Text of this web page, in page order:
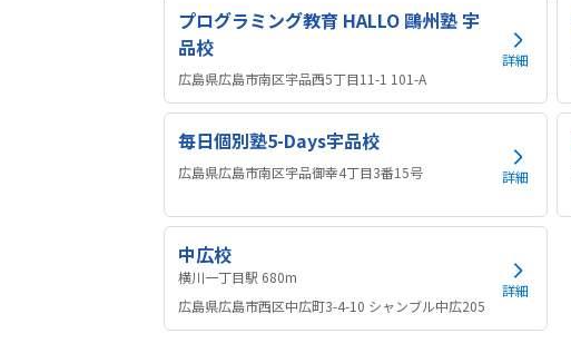
プログラミング教育 HALLO 鷗州塾 宇
品校
広島県広島市南区宇品西5丁目11-1 101-A
詳細
毎日個別塾5-Days宇品校
広島県広島市南区宇品御幸4丁目3番15号 詳細
中広校
横川一丁目駅 680m
広島県広島市西区中広町3-4-10 シャンブル中広205
詳細